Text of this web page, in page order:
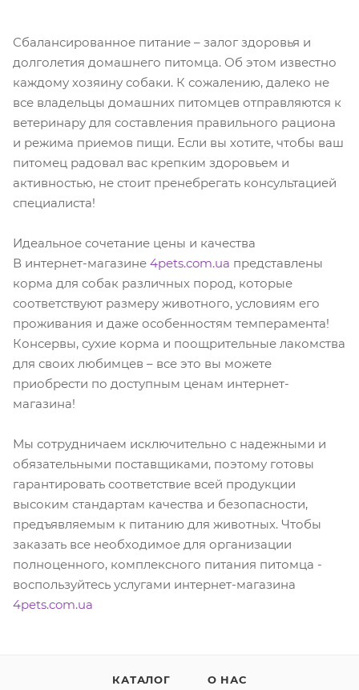
Сбалансированное питание – залог здоровья и
долголетия домашнего питомца. Об этом известно
каждому хозяину собаки. К сожалению, далеко не
все владельцы домашних питомцев отправляются к
ветеринару для составления правильного рациона
и режима приемов пищи. Если вы хотите, чтобы ваш
питомец радовал вас крепким здоровьем и
активностью, не стоит пренебрегать консультацией
специалиста!
Идеальное сочетание цены и качества
В интернет-магазине 4pets.com.ua представлены
корма для собак различных пород, которые
соответствуют размеру животного, условиям его
проживания и даже особенностям темперамента!
Консервы, сухие корма и поощрительные лакомства
для своих любимцев – все это вы можете
приобрести по доступным ценам интернет-
магазина!
Мы сотрудничаем исключительно с надежными и
обязательными поставщиками, поэтому готовы
гарантировать соответствие всей продукции
высоким стандартам качества и безопасности,
предъявляемым к питанию для животных. Чтобы
заказать все необходимое для организации
полноценного, комплексного питания питомца -
воспользуйтесь услугами интернет-магазина
4pets.com.ua
КАТАЛОГ О НАС